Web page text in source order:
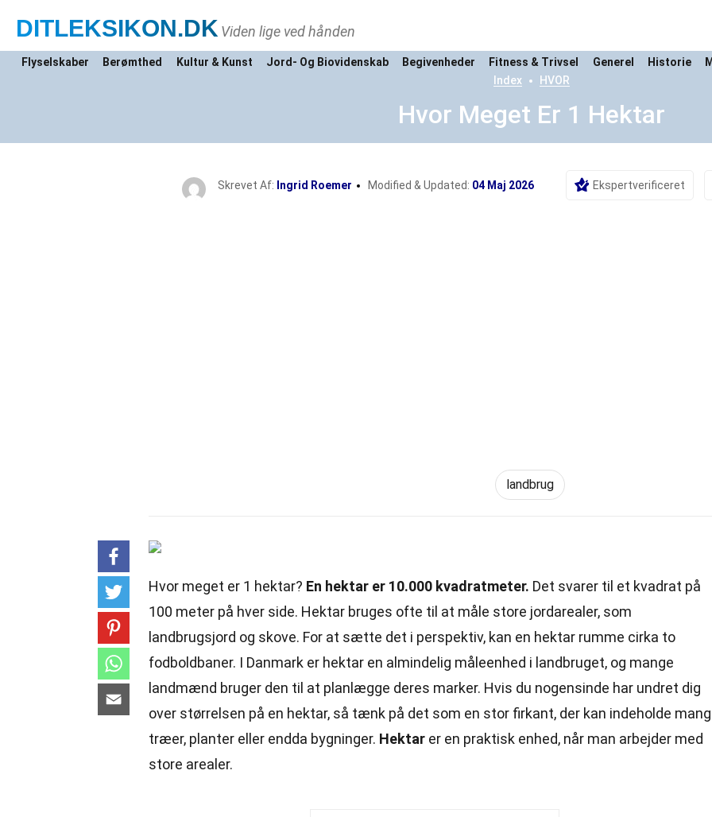
DITLEKSIKON.DK Viden lige ved hånden
Flyselskaber Berømthed Kultur & Kunst Jord- Og Biovidenskab Begivenheder Fitness & Trivsel Generel Historie
Index
HVOR
Hvor Meget Er 1 Hektar
Skrevet Af: Ingrid Roemer Modified & Updated: 04 Maj 2026 Ekspertverificeret
landbrug
Hvor meget er 1 hektar? En hektar er 10.000 kvadratmeter. Det svarer til et kvadrat på
100 meter på hver side. Hektar bruges ofte til at måle store jordarealer, som
landbrugsjord og skove. For at sætte det i perspektiv, kan en hektar rumme cirka to
fodboldbaner. I Danmark er hektar en almindelig måleenhed i landbruget, og mange
landmænd bruger den til at planlægge deres marker. Hvis du nogensinde har undret dig
over størrelsen på en hektar, så tænk på det som en stor firkant, der kan indeholde
træer, planter eller endda bygninger. Hektar er en praktisk enhed, når man arbejder med
store arealer.